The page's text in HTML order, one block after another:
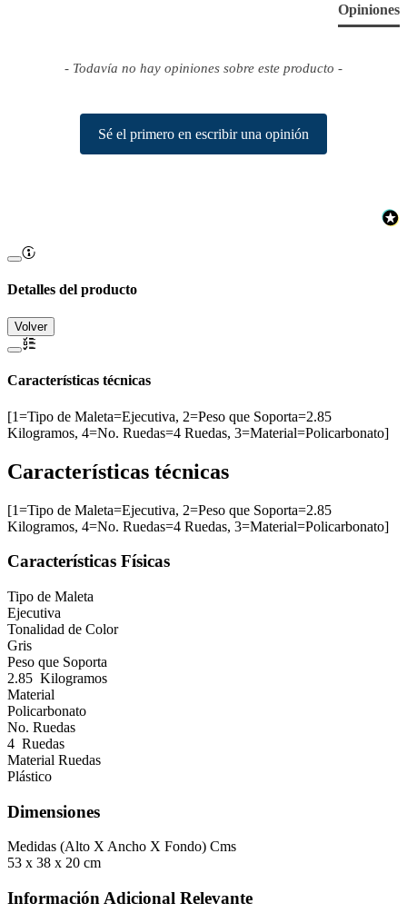
Opiniones
- Todavía no hay opiniones sobre este producto -
Sé el primero en escribir una opinión
Detalles del producto
Volver
Características técnicas
[1=Tipo de Maleta=Ejecutiva, 2=Peso que Soporta=2.85
Kilogramos, 4=No. Ruedas=4 Ruedas, 3=Material=Policarbonato]
Características técnicas
[1=Tipo de Maleta=Ejecutiva, 2=Peso que Soporta=2.85
Kilogramos, 4=No. Ruedas=4 Ruedas, 3=Material=Policarbonato]
Características Físicas
Tipo de Maleta
Ejecutiva
Tonalidad de Color
Gris
Peso que Soporta
2.85 Kilogramos
Material
Policarbonato
No. Ruedas
4 Ruedas
Material Ruedas
Plástico
Dimensiones
Medidas (Alto X Ancho X Fondo) Cms
53 x 38 x 20 cm
Información Adicional Relevante